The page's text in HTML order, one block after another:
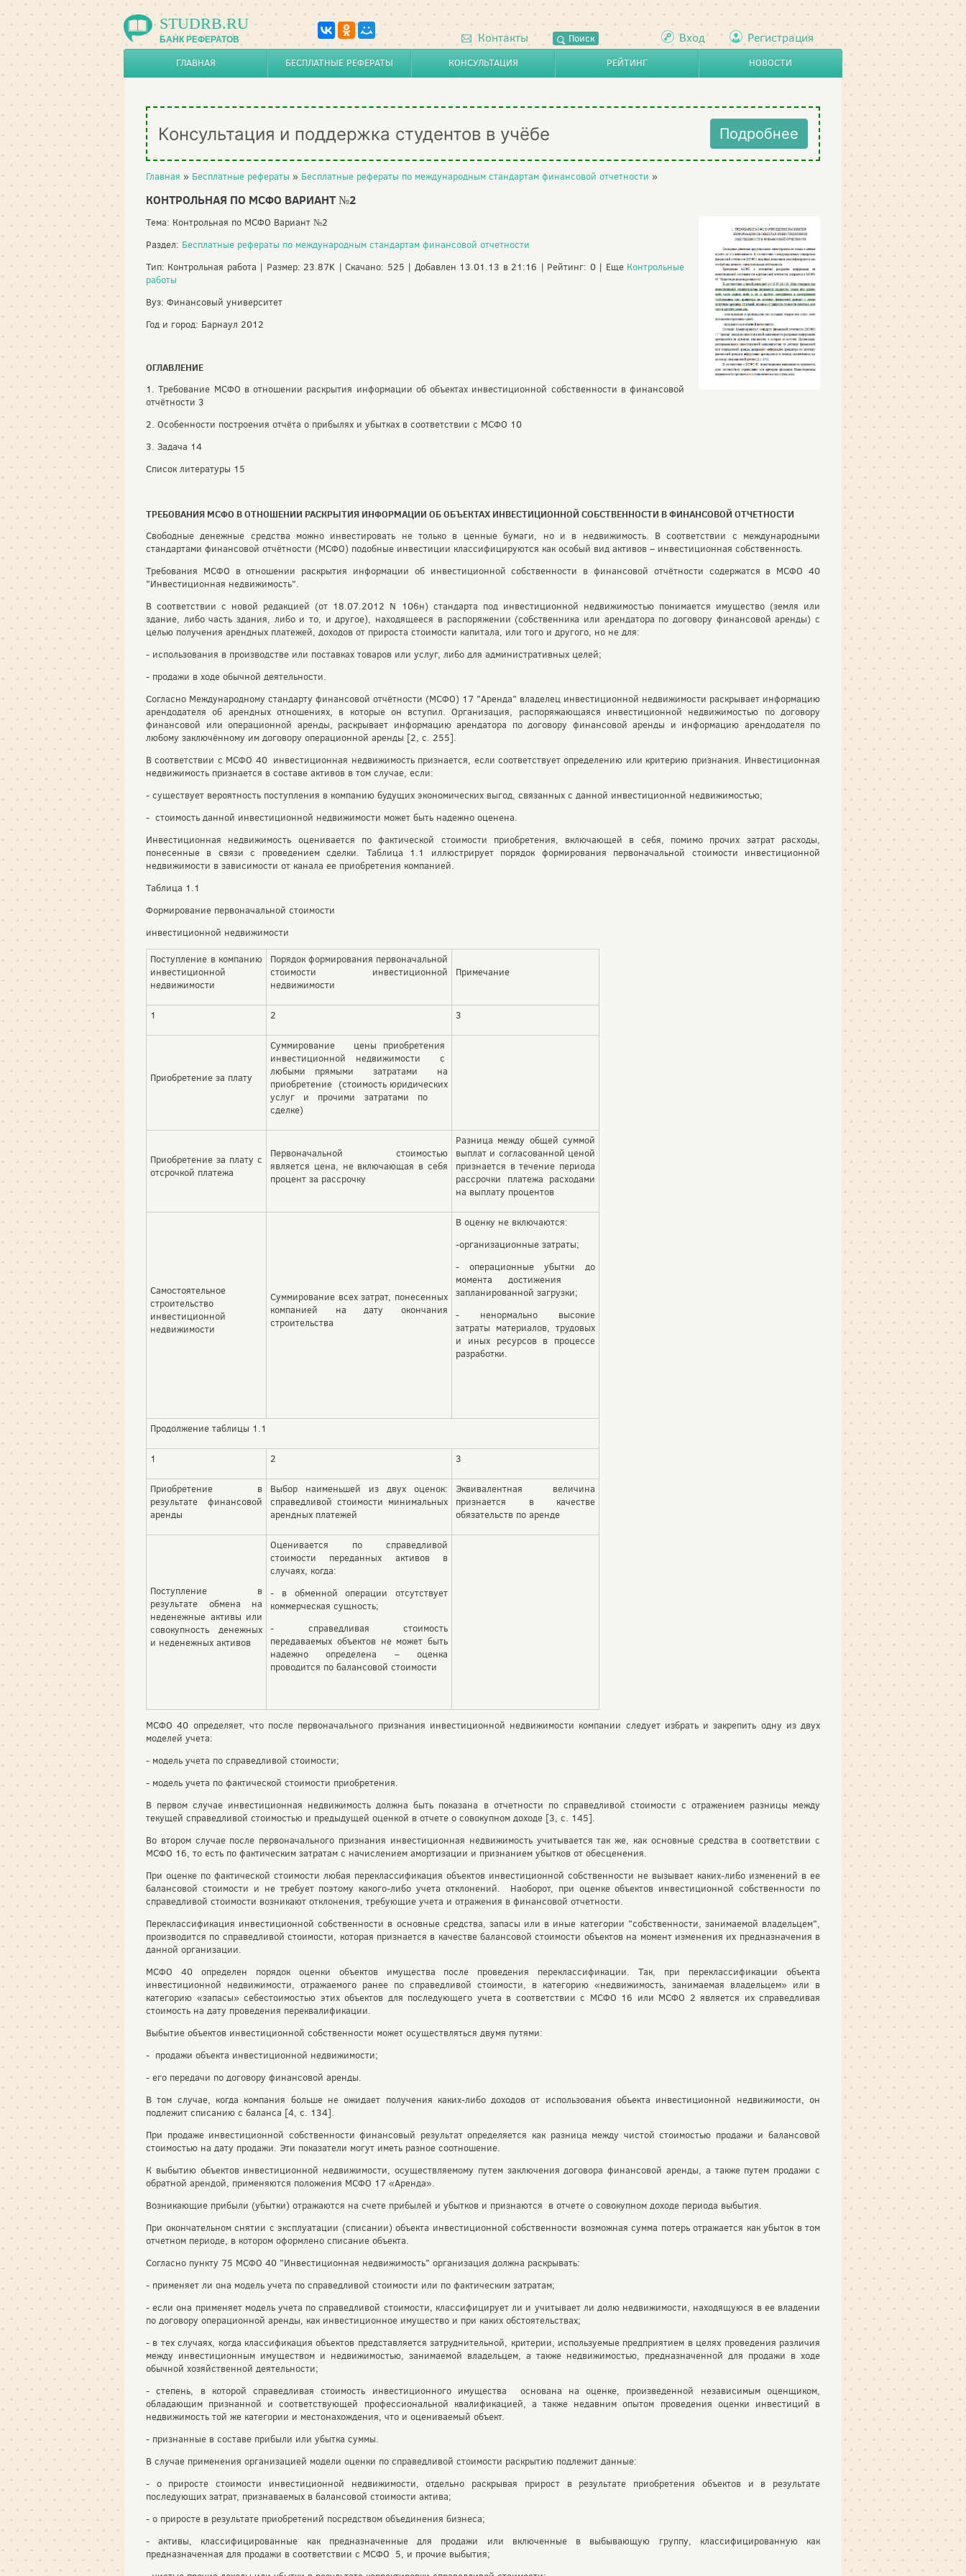
STUDRB.RU
БАНК РЕФЕРАТОВ Контакты Поиск Вход Регистрация
ГЛАВНАЯ БЕСПЛАТНЫЕ РЕФЕРАТЫ КОНСУЛЬТАЦИЯ РЕЙТИНГ НОВОСТИ
Консультация и поддержка студентов в учёбе Подробнее
Главная » Бесплатные рефераты » Бесплатные рефераты по международным стандартам финансовой отчетности »
КОНТРОЛЬНАЯ ПО МСФО ВАРИАНТ №2
Тема: Контрольная по МСФО Вариант №2
Раздел: Бесплатные рефераты по международным стандартам финансовой отчетности
Тип: Контрольная работа | Размер: 23.87K | Скачано: 525 | Добавлен 13.01.13 в 21:16 | Рейтинг: 0 | Еще Контрольные
работы
Вуз: Финансовый университет
Год и город: Барнаул 2012
ОГЛАВЛЕНИЕ
1. Требование МСФО в отношении раскрытия информации об объектах инвестиционной собственности в финансовой
отчётности 3
2. Особенности построения отчёта о прибылях и убытках в соответствии с МСФО 10
3. Задача 14
Список литературы 15
ТРЕБОВАНИЯ МСФО В ОТНОШЕНИИ РАСКРЫТИЯ ИНФОРМАЦИИ ОБ ОБЪЕКТАХ ИНВЕСТИЦИОННОЙ СОБСТВЕННОСТИ В ФИНАНСОВОЙ ОТЧЕТНОСТИ
Свободные денежные средства можно инвестировать не только в ценные бумаги, но и в недвижимость. В соответствии с международными
стандартами финансовой отчётности (МСФО) подобные инвестиции классифицируются как особый вид активов – инвестиционная собственность.
Требования МСФО в отношении раскрытия информации об инвестиционной собственности в финансовой отчётности содержатся в МСФО 40
"Инвестиционная недвижимость".
В соответствии с новой редакцией (от 18.07.2012 N 106н) стандарта под инвестиционной недвижимостью понимается имущество (земля или
здание, либо часть здания, либо и то, и другое), находящееся в распоряжении (собственника или арендатора по договору финансовой аренды) с
целью получения арендных платежей, доходов от прироста стоимости капитала, или того и другого, но не для:
- использования в производстве или поставках товаров или услуг, либо для административных целей;
- продажи в ходе обычной деятельности.
Согласно Международному стандарту финансовой отчётности (МСФО) 17 "Аренда" владелец инвестиционной недвижимости раскрывает информацию
арендодателя об арендных отношениях, в которые он вступил. Организация, распоряжающаяся инвестиционной недвижимостью по договору
финансовой или операционной аренды, раскрывает информацию арендатора по договору финансовой аренды и информацию арендодателя по
любому заключённому им договору операционной аренды [2, с. 255].
В соответствии с МСФО 40 инвестиционная недвижимость признается, если соответствует определению или критерию признания. Инвестиционная
недвижимость признается в составе активов в том случае, если:
- существует вероятность поступления в компанию будущих экономических выгод, связанных с данной инвестиционной недвижимостью;
- стоимость данной инвестиционной недвижимости может быть надежно оценена.
Инвестиционная недвижимость оценивается по фактической стоимости приобретения, включающей в себя, помимо прочих затрат расходы,
понесенные в связи с проведением сделки. Таблица 1.1 иллюстрирует порядок формирования первоначальной стоимости инвестиционной
недвижимости в зависимости от канала ее приобретения компанией.
Таблица 1.1
Формирование первоначальной стоимости
инвестиционной недвижимости
Поступление в компанию
инвестиционной
недвижимости
Порядок формирования первоначальной
стоимости инвестиционной
недвижимости
Примечание
1 2 3
Приобретение за плату
Суммирование цены приобретения
инвестиционной недвижимости с
любыми прямыми затратами на
приобретение (стоимость юридических
услуг и прочими затратами по
сделке)
Приобретение за плату с
отсрочкой платежа
Первоначальной стоимостью
является цена, не включающая в себя
процент за рассрочку
Разница между общей суммой
выплат и согласованной ценой
признается в течение периода
рассрочки платежа расходами
на выплату процентов
Самостоятельное
строительство
инвестиционной
недвижимости
Суммирование всех затрат, понесенных
компанией на дату окончания
строительства
В оценку не включаются:
-организационные затраты;
- операционные убытки до
момента достижения
запланированной загрузки;
- ненормально высокие
затраты материалов, трудовых
и иных ресурсов в процессе
разработки.
Продолжение таблицы 1.1
1 2 3
Приобретение в
результате финансовой
аренды
Выбор наименьшей из двух оценок:
справедливой стоимости минимальных
арендных платежей
Эквивалентная величина
признается в качестве
обязательств по аренде
Поступление в
результате обмена на
неденежные активы или
совокупность денежных
и неденежных активов
Оценивается по справедливой
стоимости переданных активов в
случаях, когда:
- в обменной операции отсутствует
коммерческая сущность;
- справедливая стоимость
передаваемых объектов не может быть
надежно определена – оценка
проводится по балансовой стоимости
МСФО 40 определяет, что после первоначального признания инвестиционной недвижимости компании следует избрать и закрепить одну из двух
моделей учета:
- модель учета по справедливой стоимости;
- модель учета по фактической стоимости приобретения.
В первом случае инвестиционная недвижимость должна быть показана в отчетности по справедливой стоимости с отражением разницы между
текущей справедливой стоимостью и предыдущей оценкой в отчете о совокупном доходе [3, с. 145].
Во втором случае после первоначального признания инвестиционная недвижимость учитывается так же, как основные средства в соответствии с
МСФО 16, то есть по фактическим затратам с начислением амортизации и признанием убытков от обесценения.
При оценке по фактической стоимости любая переклассификация объектов инвестиционной собственности не вызывает каких-либо изменений в ее
балансовой стоимости и не требует поэтому какого-либо учета отклонений. Наоборот, при оценке объектов инвестиционной собственности по
справедливой стоимости возникают отклонения, требующие учета и отражения в финансовой отчетности.
Переклассификация инвестиционной собственности в основные средства, запасы или в иные категории "собственности, занимаемой владельцем",
производится по справедливой стоимости, которая признается в качестве балансовой стоимости объектов на момент изменения их предназначения в
данной организации.
МСФО 40 определен порядок оценки объектов имущества после проведения переклассификации. Так, при переклассификации объекта
инвестиционной недвижимости, отражаемого ранее по справедливой стоимости, в категорию «недвижимость, занимаемая владельцем» или в
категорию «запасы» себестоимостью этих объектов для последующего учета в соответствии с МСФО 16 или МСФО 2 является их справедливая
стоимость на дату проведения переквалификации.
Выбытие объектов инвестиционной собственности может осуществляться двумя путями:
- продажи объекта инвестиционной недвижимости;
- его передачи по договору финансовой аренды.
В том случае, когда компания больше не ожидает получения каких-либо доходов от использования объекта инвестиционной недвижимости, он
подлежит списанию с баланса [4, с. 134].
При продаже инвестиционной собственности финансовый результат определяется как разница между чистой стоимостью продажи и балансовой
стоимостью на дату продажи. Эти показатели могут иметь разное соотношение.
К выбытию объектов инвестиционной недвижимости, осуществляемому путем заключения договора финансовой аренды, а также путем продажи с
обратной арендой, применяются положения МСФО 17 «Аренда».
Возникающие прибыли (убытки) отражаются на счете прибылей и убытков и признаются в отчете о совокупном доходе периода выбытия.
При окончательном снятии с эксплуатации (списании) объекта инвестиционной собственности возможная сумма потерь отражается как убыток в том
отчетном периоде, в котором оформлено списание объекта.
Согласно пункту 75 МСФО 40 "Инвестиционная недвижимость" организация должна раскрывать:
- применяет ли она модель учета по справедливой стоимости или по фактическим затратам;
- если она применяет модель учета по справедливой стоимости, классифицирует ли и учитывает ли долю недвижимости, находящуюся в ее владении
по договору операционной аренды, как инвестиционное имущество и при каких обстоятельствах;
- в тех случаях, когда классификация объектов представляется затруднительной, критерии, используемые предприятием в целях проведения различия
между инвестиционным имуществом и недвижимостью, занимаемой владельцем, а также недвижимостью, предназначенной для продажи в ходе
обычной хозяйственной деятельности;
- степень, в которой справедливая стоимость инвестиционного имущества основана на оценке, произведенной независимым оценщиком,
обладающим признанной и соответствующей профессиональной квалификацией, а также недавним опытом проведения оценки инвестиций в
недвижимость той же категории и местонахождения, что и оцениваемый объект.
- признанные в составе прибыли или убытка суммы.
В случае применения организацией модели оценки по справедливой стоимости раскрытию подлежит данные:
- о приросте стоимости инвестиционной недвижимости, отдельно раскрывая прирост в результате приобретения объектов и в результате
последующих затрат, признаваемых в балансовой стоимости актива;
- о приросте в результате приобретений посредством объединения бизнеса;
- активы, классифицированные как предназначенные для продажи или включенные в выбывающую группу, классифицированную как
предназначенная для продажи в соответствии с МСФО 5, и прочие выбытия;